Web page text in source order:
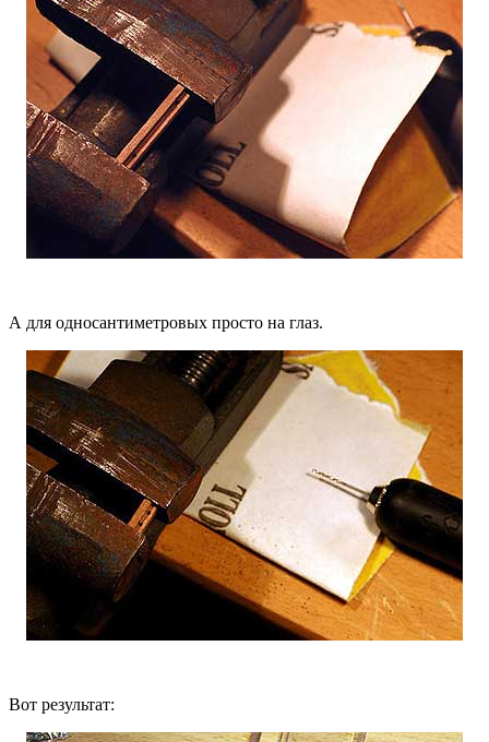
А для односантиметровых просто на глаз.
Вот результат: